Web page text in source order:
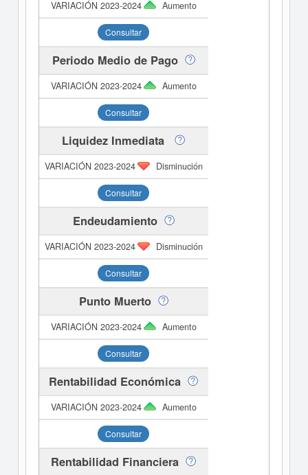
Aumento
Consultar
Periodo Medio de Pago
Aumento
Consultar
Liquidez Inmediata
Disminución
Consultar
Endeudamiento
Disminución
Consultar
Punto Muerto
Aumento
Consultar
Rentabilidad Económica
Aumento
Consultar
Rentabilidad Financiera